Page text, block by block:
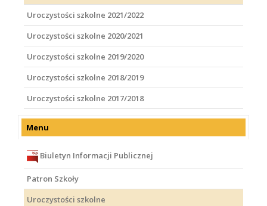
Uroczystości szkolne 2021/2022
Uroczystości szkolne 2020/2021
Uroczystości szkolne 2019/2020
Uroczystości szkolne 2018/2019
Uroczystości szkolne 2017/2018
Menu
Biuletyn Informacji Publicznej
Patron Szkoły
Uroczystości szkolne